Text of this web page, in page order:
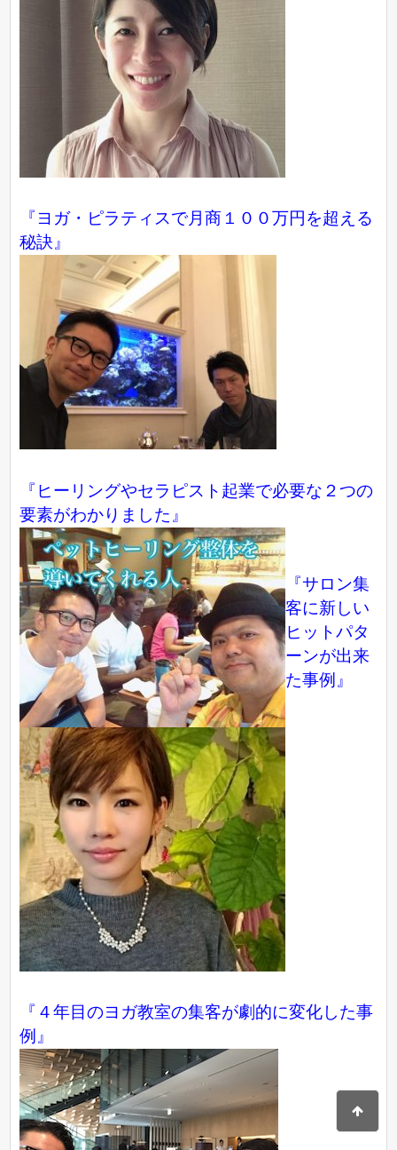
『ヨガ・ピラティスで月商１００万円を超える
秘訣』
『ヒーリングやセラピスト起業で必要な２つの
要素がわかりました』
『サロン集
客に新しい
ヒットパタ
ーンが出来
た事例』
『４年目のヨガ教室の集客が劇的に変化した事
例』